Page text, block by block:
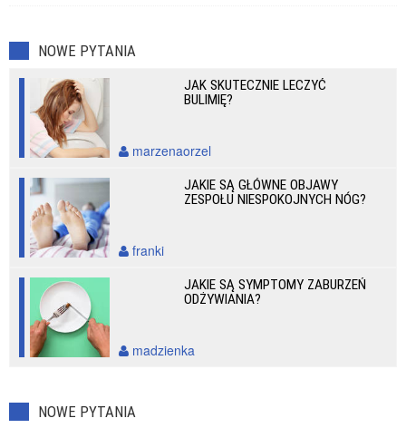
NOWE PYTANIA
JAK SKUTECZNIE LECZYĆ
BULIMIĘ?
marzenaorzel
JAKIE SĄ GŁÓWNE OBJAWY
ZESPOŁU NIESPOKOJNYCH NÓG?
franki
JAKIE SĄ SYMPTOMY ZABURZEŃ
ODŻYWIANIA?
madzienka
NOWE PYTANIA